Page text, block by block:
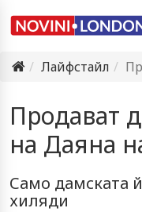
Лайфстайл
Продават
на Даяна
Само дамската
хиляди